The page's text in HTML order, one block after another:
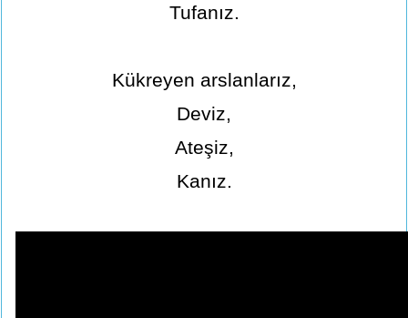
Tufanız.
Kükreyen arslanlarız,
Deviz,
Ateşiz,
Kanız.